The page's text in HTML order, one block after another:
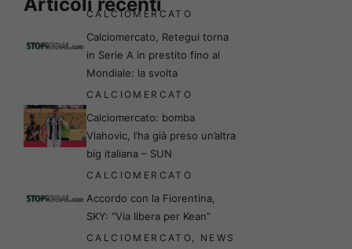
CALCIOMERCATO
Calciomercato, Retegui torna
in Serie A in prestito fino al
Mondiale: la svolta
CALCIOMERCATO
Calciomercato: bomba
Vlahovic, l’ha già preso un’altra
big italiana – SUN
CALCIOMERCATO
Accordo con la Fiorentina,
SKY: “Via libera per Kean”
CALCIOMERCATO NEWS